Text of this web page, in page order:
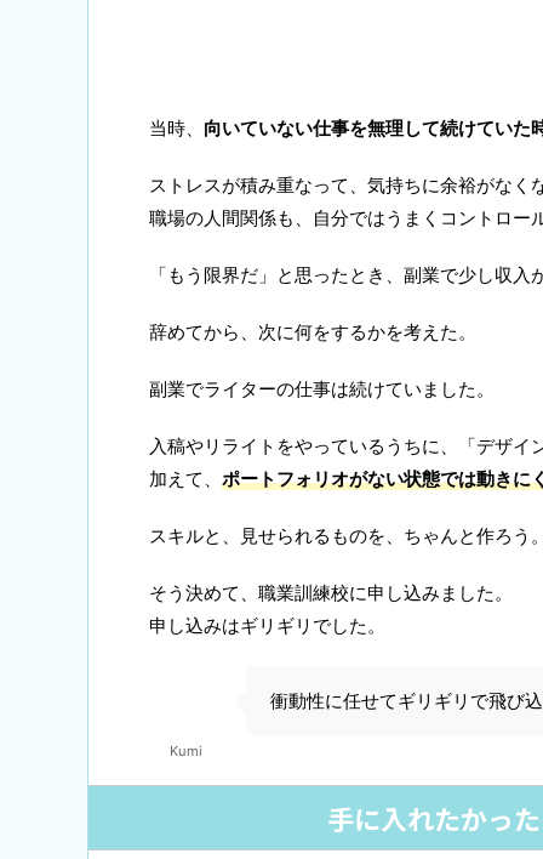
当時、 向いていない仕事を無理して続けていた
ストレスが積み重なって、気持ちに余裕がなく
職場の人間関係も、自分ではうまくコントロー
「もう限界だ」と思ったとき、副業で少し収
辞めてから、次に何をするかを考えた。
副業でライターの仕事は続けていました。
入稿やリライトをやっているうちに、「デザ
加えて、 ポートフォリオがない状態では動きに
スキルと、見せられるものを、ちゃんと作ろう
そう決めて、職業訓練校に申し込みました。
申し込みはギリギリでした。
Kumi
衝動性に任せてギリギリで飛び
手に入れたかっ